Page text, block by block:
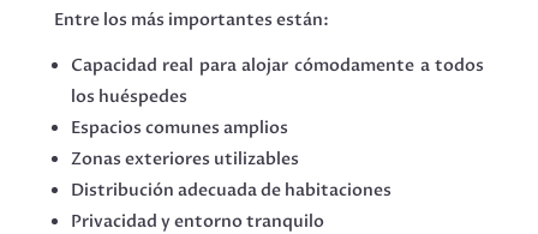
Entre los más importantes están:
Capacidad real para alojar cómodamente a todos
los huéspedes
Espacios comunes amplios
Zonas exteriores utilizables
Distribución adecuada de habitaciones
Privacidad y entorno tranquilo